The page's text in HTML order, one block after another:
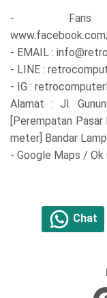
-
- EMAIL :
- LINE :
- IG :
Alamat : Jl.
[Perempatan Pasar
meter] Bandar
- Google Maps /
Chat